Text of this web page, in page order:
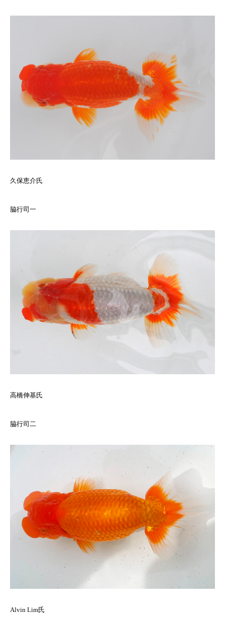
久保恵介氏
脇行司一
高橋伸基氏
脇行司二
Alvin Lim氏